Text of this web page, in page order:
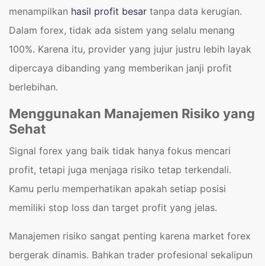
menampilkan hasil profit besar tanpa data kerugian.
Dalam forex, tidak ada sistem yang selalu menang
100%. Karena itu, provider yang jujur justru lebih layak
dipercaya dibanding yang memberikan janji profit
berlebihan.
Menggunakan Manajemen Risiko yang
Sehat
Signal forex yang baik tidak hanya fokus mencari
profit, tetapi juga menjaga risiko tetap terkendali.
Kamu perlu memperhatikan apakah setiap posisi
memiliki stop loss dan target profit yang jelas.
Manajemen risiko sangat penting karena market forex
bergerak dinamis. Bahkan trader profesional sekalipun